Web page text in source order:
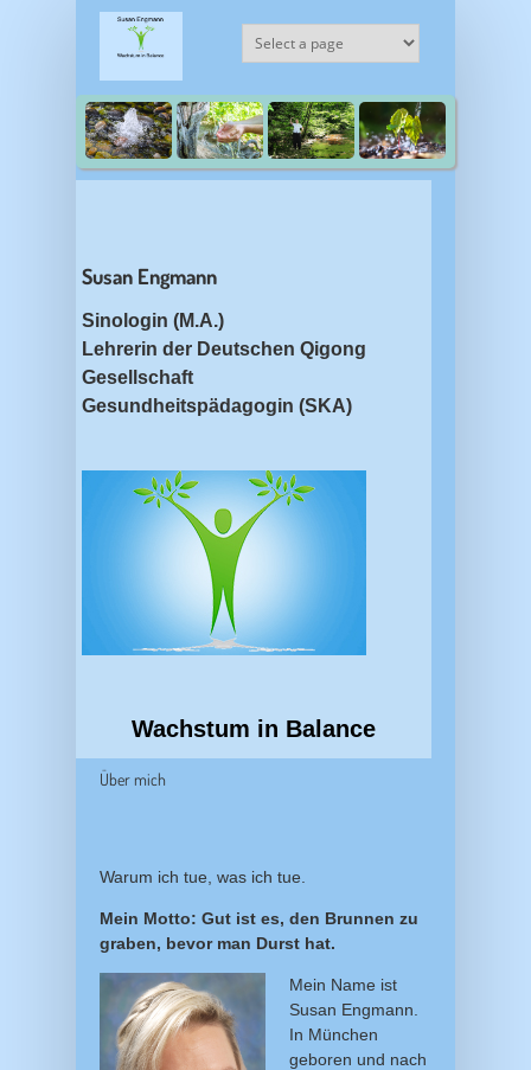
Direkt zum Inhalt
Susan Engmann
Sinologin (M.A.)
Lehrerin der Deutschen Qigong
Gesellschaft
Gesundheitspädagogin (SKA)
Wachstum in Balance
Über mich
Warum ich tue, was ich tue.
Mein Motto: Gut ist es, den Brunnen zu
graben, bevor man Durst hat.
Mein Name ist
Susan Engmann.
In München
geboren und nach